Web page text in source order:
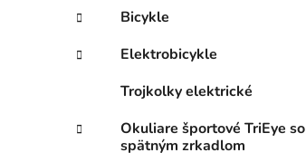
č
ý
n
e
g
ó
e
Bicykle
Elektrobicykle
Trojkolky elektrické
Okuliare športové TriEye so
spätným zrkadlom